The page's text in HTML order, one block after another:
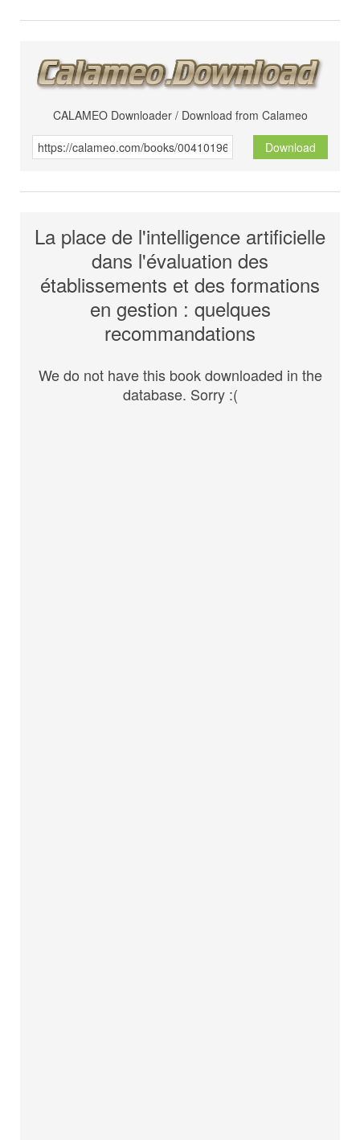
CALAMEO Downloader / Download from Calameo
Download
La place de l'intelligence artificielle
dans l'évaluation des
établissements et des formations
en gestion : quelques
recommandations
We do not have this book downloaded in the
database. Sorry :(